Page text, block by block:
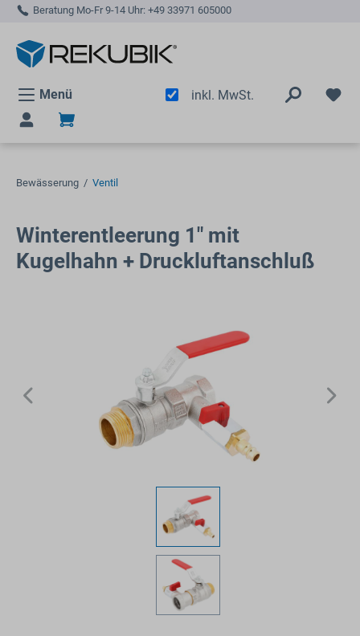
springen
Beratung Mo-Fr 9-14 Uhr: +49 33971 605000
Menü inkl. MwSt.
Bewässerung / Ventil
Winterentleerung 1" mit
Kugelhahn + Druckluftanschluß